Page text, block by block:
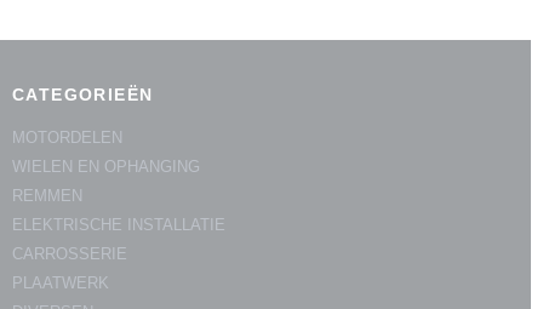
CATEGORIEËN
MOTORDELEN
WIELEN EN OPHANGING
REMMEN
ELEKTRISCHE INSTALLATIE
CARROSSERIE
PLAATWERK